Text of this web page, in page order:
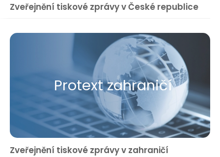
Zveřejnění tiskové zprávy v České republice
Protext zahraničí
Zveřejnění tiskové zprávy v zahraničí